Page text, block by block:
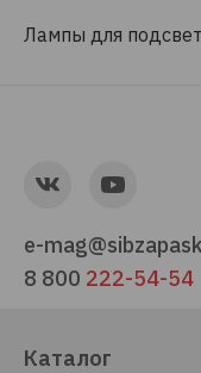
Лампы для
e-
8 800 222-54-54
Каталог